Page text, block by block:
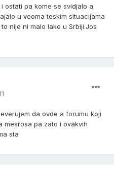
ostati pa kome se svidjalo a
u veoma teskim situacijama
nije ni malo lako u Srbiji.Jos
da ovde a forumu koji
mesrosa pa zato i ovakvih
sta